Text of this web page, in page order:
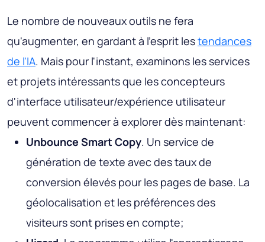
Le nombre de nouveaux outils ne fera
qu'augmenter, en gardant à l'esprit lestendances
de l'IA. Mais pour l'instant, examinons les services
et projets intéressants que les concepteurs
d'interface utilisateur/expérience utilisateur
peuvent commencer à explorer dès maintenant:
Unbounce Smart Copy. Un service de
génération de texte avec des taux de
conversion élevés pour les pages de base. La
géolocalisation et les préférences des
visiteurs sont prises en compte;